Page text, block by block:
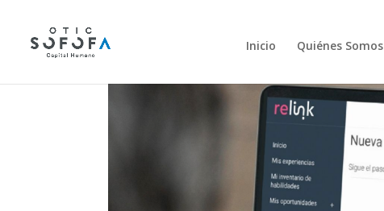
Inicio Quiénes Somos